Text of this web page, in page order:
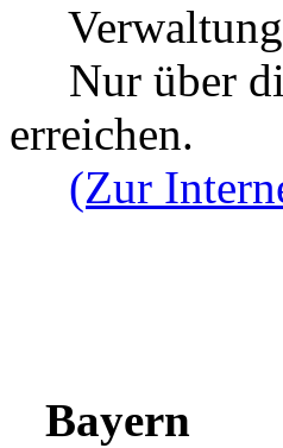
Nur über
erreichen.
(Zur
Bayern